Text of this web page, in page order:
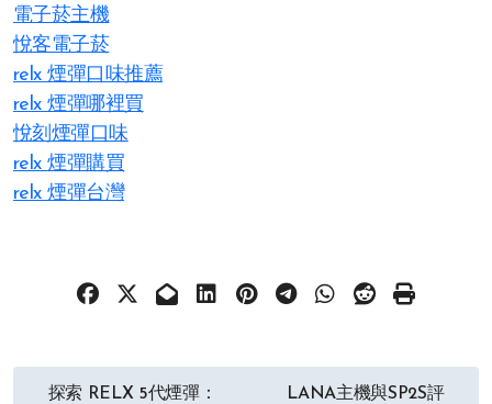
電子菸主機
悅客電子菸
relx 煙彈口味推薦
relx 煙彈哪裡買
悅刻煙彈口味
relx 煙彈購買
relx 煙彈台灣
探索 RELX 5代煙彈：
LANA主機與SP2S評